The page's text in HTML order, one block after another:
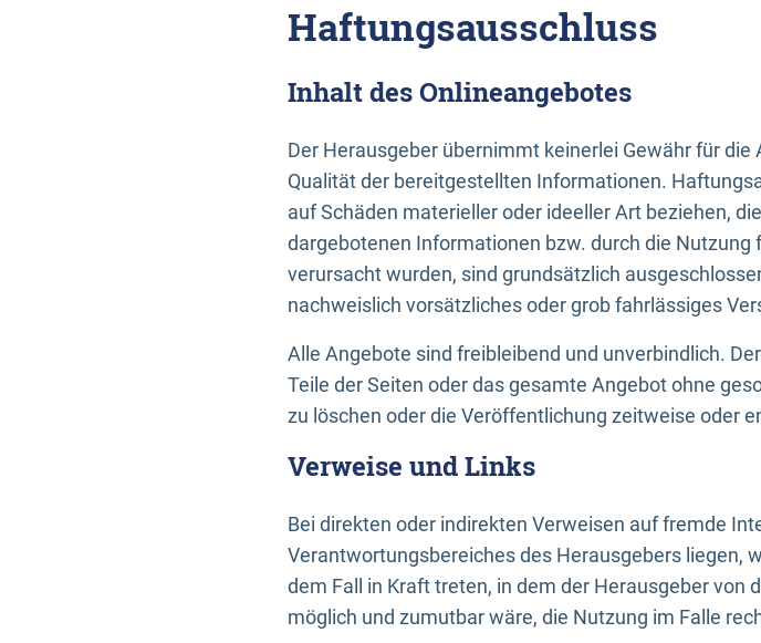
Haftungsausschluss
Inhalt des Onlineangebotes
Der Herausgeber übernimmt keinerlei Gewähr für
Qualität der bereitgestellten Informationen.
auf Schäden materieller oder ideeller Art beziehen,
dargebotenen Informationen bzw. durch die
verursacht wurden, sind grundsätzlich
nachweislich vorsätzliches oder grob fahrlässiges
Alle Angebote sind freibleibend und unverbindlich.
Teile der Seiten oder das gesamte Angebot ohne
zu löschen oder die Veröffentlichung zeitweise oder
Verweise und Links
Bei direkten oder indirekten Verweisen auf fremde
Verantwortungsbereiches des Herausgebers liegen,
dem Fall in Kraft treten, in dem der Herausgeber von
möglich und zumutbar wäre, die Nutzung im Falle